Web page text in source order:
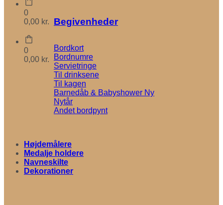
0
0,00 kr.
0
0,00 kr.
Begivenheder
Bordkort
Bordnumre
Servietringe
Til drinksene
Til kagen
Barnedåb & Babyshower
Nytår
Andet bordpynt
Højdemålere
Medalje holdere
Navneskilte
Dekorationer